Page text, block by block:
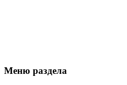
Меню раздела